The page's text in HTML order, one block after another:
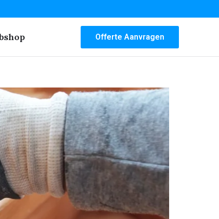
Offerte Aanvragen